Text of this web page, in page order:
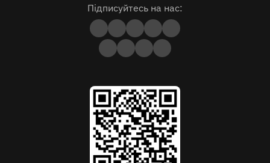
Підписуйтесь на нас: